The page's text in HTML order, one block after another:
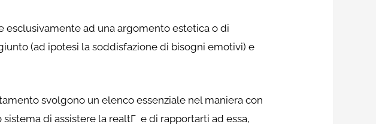
esclusivamente ad una argomento estetica o di
(ad ipotesi la soddisfazione di bisogni emotivi) e
svolgono un elenco essenziale nel maniera con
di assistere la realtГ e di rapportarti ad essa,